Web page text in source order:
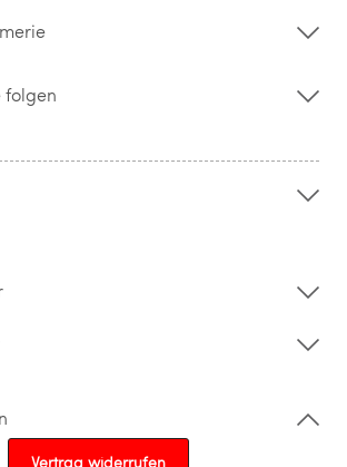
folgen
Vertrag widerrufen